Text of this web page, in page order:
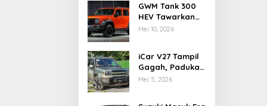
Elektrifikasi
GWM Tank 300
HEV Tawarkan
Tenaga Hybrid
Mei 10, 2026
iCar V27 Tampil
Gagah, Padukan
Gaya Off-Road
Mei 5, 2026